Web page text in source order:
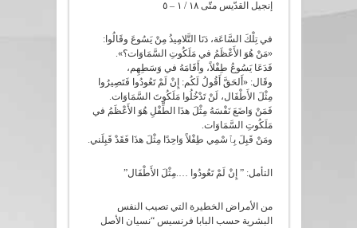
إنجيل القدّيس متّى ١٨ / ١ – ٥
في تِلْكَ السَّاعَة، دَنَا التَّلامِيذُ مِنْ يَسُوعَ وقَالُوا:
«مَنْ هُوَ الأَعْظَمُ في مَلَكُوتِ السَّمَاوَات؟».
فَدَعَا يَسُوعُ طِفْلاً، وأَقَامَهُ في وَسَطِهِم،
وقَال: «أَلحَقَّ أَقُولُ لَكُم: إِنْ لَمْ تَعُودُوا فَتَصِيرُوا
مِثْلَ الأَطْفَال، لَنْ تَدْخُلُوا مَلَكُوتَ السَّمَاوَات.
فَمَنْ وَاضَعَ نَفْسَهُ مِثْلَ هذَا الطِّفْلِ هُوَ الأَعْظَمُ في
مَلَكُوتِ السَّمَاوَات.
ومَنْ قَبِلَ بِٱسْمِي طِفْلاً وَاحِدًا مِثْلَ هذَا فَقَدْ قَبِلَني.
التأمل: ” إِنْ لَمْ تَعُودُوا ….مِثْلَ الأَطْفَال”
من الأمراض الخطيرة التي تصيب النفس
البشرية حسب البابا فرنسيس “نسيان الأصل